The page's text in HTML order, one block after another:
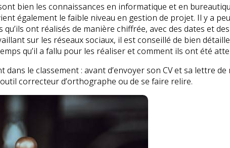
bien les connaissances en informatique et en
également le faible niveau en gestion de projet. Il y a
ont réalisés de manière chiffrée, avec des dates et
sur les réseaux sociaux, il est conseillé de bien
qu’il a fallu pour les réaliser et comment ils ont été
dans le classement : avant d’envoyer son CV et sa lettre
correcteur d’orthographe ou de se faire relire.